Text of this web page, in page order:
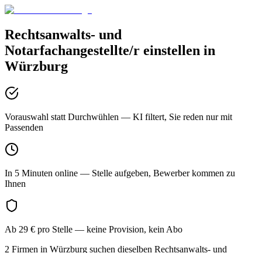
Rechtsanwalts- und
Notarfachangestellte/r einstellen in
Würzburg
Vorauswahl statt Durchwühlen — KI filtert, Sie reden nur mit
Passenden
In 5 Minuten online — Stelle aufgeben, Bewerber kommen zu
Ihnen
Ab 29 € pro Stelle — keine Provision, kein Abo
2 Firmen in Würzburg suchen dieselben Rechtsanwalts- und